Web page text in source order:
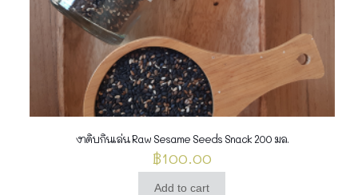
งาดิบกินเล่น Raw Sesame Seeds Snack 200 มล.
฿100.00
Add to cart